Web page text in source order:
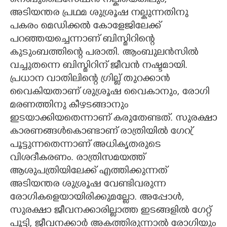
അടിയന്തര പ്രഥമ ശുശ്രൂഷ നല്കുന്നതിനു
പകരം മെഡിക്കൽ കോളേജിലേക്ക്
പറഞ്ഞയച്ചെന്നാണ് ബിസ്മിറിന്റെ
കുടുംബത്തിന്റെ പരാതി. ആംബുലൻസിൽ
വച്ചുതന്നെ ബിസ്മിറിന് ജീവൻ നഷ്ടമായി.
പ്രധാന വാതിലിന്റെ ഗ്രില്ല് തുറക്കാൻ
വൈകിയതാണ് ശുശ്രൂഷ വൈകാനും,​ രോഗി
മരണത്തിനു കീഴടങ്ങാനും
ഇടയാക്കിയതെന്നാണ് കരുതേണ്ടത്. സുരക്ഷാ
കാരണങ്ങൾകൊണ്ടാണ് രാത്രിയിൽ ഗേറ്ര്
പൂട്ടുന്നതെന്നാണ് അധികൃതരുടെ
വിശദീകരണം. രാത്രിസമയത്ത്
ആശുപത്രിയിലേക്ക് എത്തിക്കുന്നത്
അടിയന്തര ശുശ്രൂഷ വേണ്ടിവരുന്ന
രോഗികളെയായിരിക്കുമല്ലോ. അപ്പോൾ,​
സുരക്ഷാ ജീവനക്കാരില്ലാത്ത ഇടങ്ങളിൽ ഗേറ്റ്
പൂട്ടി,​ ജീവനക്കാർ അകത്തിരുന്നാൽ രോഗിയും